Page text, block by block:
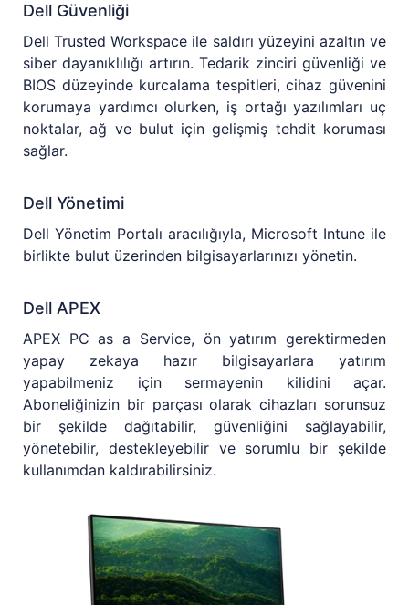
Dell Güvenliği
Dell Trusted Workspace ile saldırı yüzeyini azaltın ve
siber dayanıklılığı artırın. Tedarik zinciri güvenliği ve
BIOS düzeyinde kurcalama tespitleri, cihaz güvenini
korumaya yardımcı olurken, iş ortağı yazılımları uç
noktalar, ağ ve bulut için gelişmiş tehdit koruması
sağlar.
Dell Yönetimi
Dell Yönetim Portalı aracılığıyla, Microsoft Intune ile
birlikte bulut üzerinden bilgisayarlarınızı yönetin.
Dell APEX
APEX PC as a Service, ön yatırım gerektirmeden
yapay zekaya hazır bilgisayarlara yatırım
yapabilmeniz için sermayenin kilidini açar.
Aboneliğinizin bir parçası olarak cihazları sorunsuz
bir şekilde dağıtabilir, güvenliğini sağlayabilir,
yönetebilir, destekleyebilir ve sorumlu bir şekilde
kullanımdan kaldırabilirsiniz.